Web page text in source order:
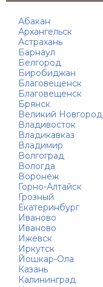
Абакан
Архангельск
Астрахань
Барнаул
Белгород
Биробиджан
Благовещенск
Благовещенск
Брянск
Великий Новгород
Владивосток
Владикавказ
Владимир
Волгоград
Вологда
Воронеж
Горно-Алтайск
Грозный
Екатеринбург
Иваново
Иваново
Ижевск
Иркутск
Йошкар-Ола
Казань
Калининград